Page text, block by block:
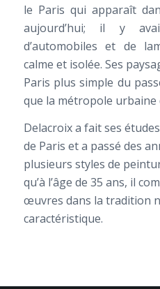
le Paris qui apparaît
aujourd’hui; il y
d’automobiles et de
calme et isolée. Ses
Paris plus simple du
que la métropole urbaine
Delacroix a fait ses
de Paris et a passé des
plusieurs styles de
qu’à l’âge de 35 ans, il
œuvres dans la tradition
caractéristique.